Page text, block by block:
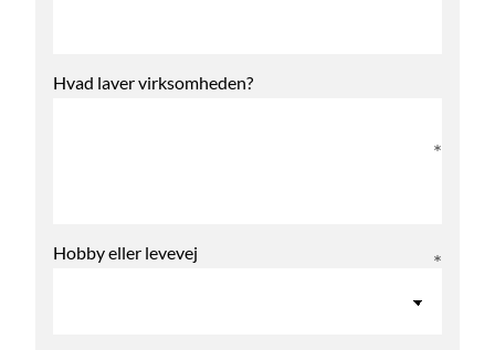
Hvad laver virksomheden?
Hobby eller levevej